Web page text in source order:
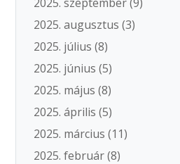
2025. augusztus (3)
2025. július (8)
2025. június (5)
2025. május (8)
2025. április (5)
2025. március (11)
2025. február(8)